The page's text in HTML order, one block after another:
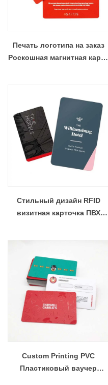
Печать логотипа на заказ
Роскошная магнитная карта
Стильный дизайн RFID
визитная карточка ПВХ
Custom Printing PVC
Пластиковый ваучер